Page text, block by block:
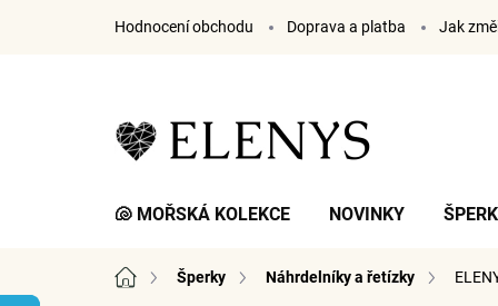
Hodnocení obchodu Doprava a platba Jak
🐚 MOŘSKÁ KOLEKCE NOVINKY
Domů Šperky Náhrdelníky a řetízky